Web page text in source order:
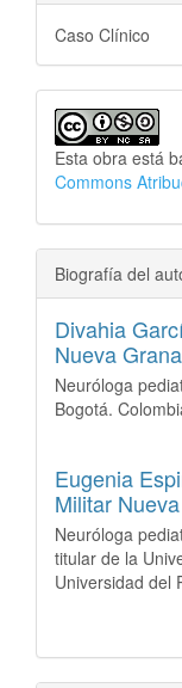
Caso Clínico
Esta obra está
Commons
Biografía del
Divahia
Nueva
Neuróloga
Bogotá.
Eugenia
Militar
Neuróloga
titular de la
Universidad del